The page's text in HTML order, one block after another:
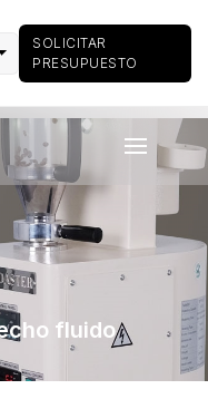
SOLICITAR
PRESUPUESTO
fluido